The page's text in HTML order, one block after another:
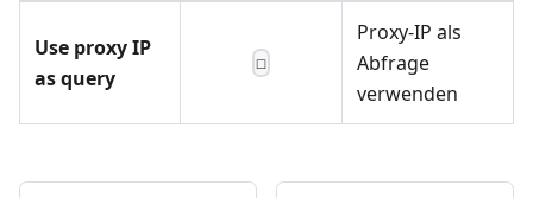
Use proxy IP
as query
☐
Proxy-IP als
Abfrage
verwenden